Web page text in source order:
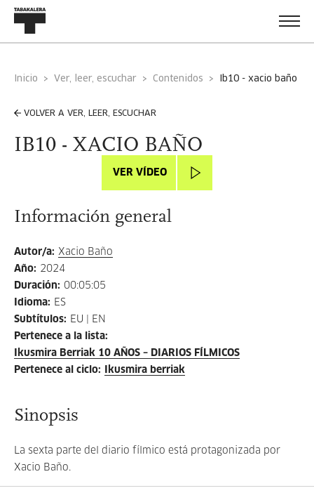
Inicio Ver, leer, escuchar Contenidos ib10 - xacio baño
VOLVER A VER, LEER, ESCUCHAR
IB10 - XACIO BAÑO
VER VÍDEO
Información general
Autor/a: Xacio Baño
Año: 2024
Duración: 00:05:05
Idioma: ES
Subtítulos: EU | EN
Pertenece a la lista:
Ikusmira Berriak 10 AÑOS – DIARIOS FÍLMICOS
Pertenece al ciclo: Ikusmira berriak
Sinopsis
La sexta parte del diario fílmico está protagonizada por
Xacio Baño.